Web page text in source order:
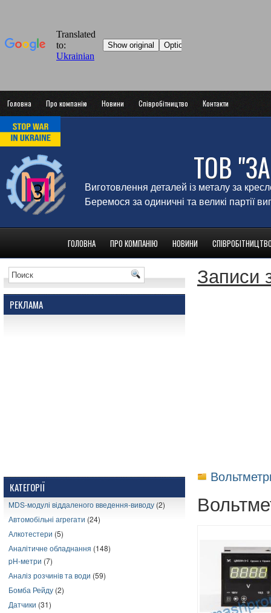
Головна Про компанію Новини Співробітництво Контакти
ТОВ
Виготовлення деталей із металу за
Беремося за одиничні та великі партії
ГОЛОВНА ПРО КОМПАНІЮ НОВИНИ
РЕКЛАМА
КАТЕГОРІЇ
MDS-модулі віддаленого введення-виводу (2)
Автомобільні агрегати (24)
Алкотестери (5)
Аналітичне обладнання (148)
pH-метри (7)
Аналіз розчинів та води (59)
Бомба Рейду (2)
Датчики (31)
Записи